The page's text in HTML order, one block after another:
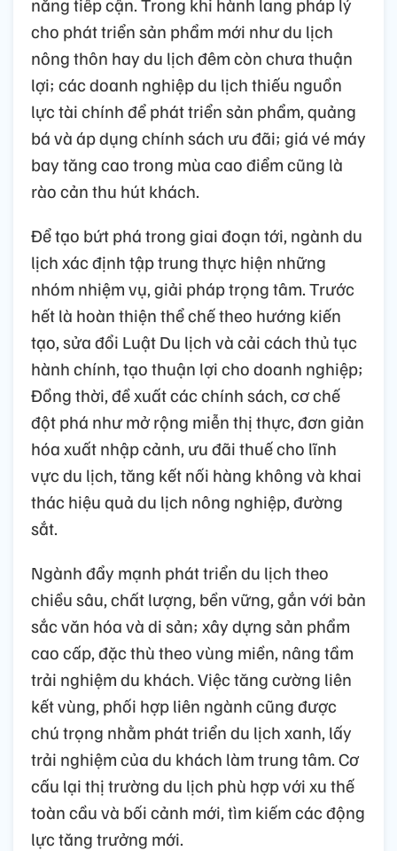
năng tiếp cận. Trong khi hành lang pháp lý
cho phát triển sản phẩm mới như du lịch
nông thôn hay du lịch đêm còn chưa thuận
lợi; các doanh nghiệp du lịch thiếu nguồn
lực tài chính để phát triển sản phẩm, quảng
bá và áp dụng chính sách ưu đãi; giá vé máy
bay tăng cao trong mùa cao điểm cũng là
rào cản thu hút khách.
Để tạo bứt phá trong giai đoạn tới, ngành du
lịch xác định tập trung thực hiện những
nhóm nhiệm vụ, giải pháp trọng tâm. Trước
hết là hoàn thiện thể chế theo hướng kiến
tạo, sửa đổi Luật Du lịch và cải cách thủ tục
hành chính, tạo thuận lợi cho doanh nghiệp;
Đồng thời, đề xuất các chính sách, cơ chế
đột phá như mở rộng miễn thị thực, đơn giản
hóa xuất nhập cảnh, ưu đãi thuế cho lĩnh
vực du lịch, tăng kết nối hàng không và khai
thác hiệu quả du lịch nông nghiệp, đường
sắt.
Ngành đẩy mạnh phát triển du lịch theo
chiều sâu, chất lượng, bền vững, gắn với bản
sắc văn hóa và di sản; xây dựng sản phẩm
cao cấp, đặc thù theo vùng miền, nâng tầm
trải nghiệm du khách. Việc tăng cường liên
kết vùng, phối hợp liên ngành cũng được
chú trọng nhằm phát triển du lịch xanh, lấy
trải nghiệm của du khách làm trung tâm. Cơ
cấu lại thị trường du lịch phù hợp với xu thế
toàn cầu và bối cảnh mới, tìm kiếm các động
lực tăng trưởng mới.